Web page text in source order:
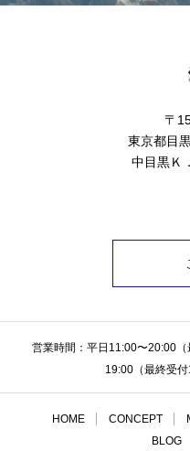
〒
東京都目
中目黒Ｋ
営業時間：平日11:00〜
19:00（最終受
HOME CONCEPT
BLOG